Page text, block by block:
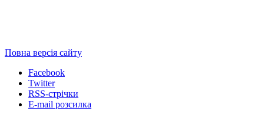
Повна версія сайту
Facebook
Twitter
RSS-стрічки
E-mail розсилка